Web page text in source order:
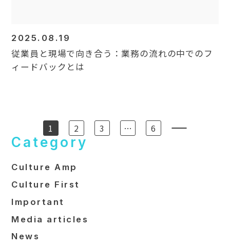
2025.08.19
従業員と現場で向き合う：業務の流れの中でのフ
ィードバックとは
1 2 3 … 6
Category
Culture Amp
Culture First
Important
Media articles
News